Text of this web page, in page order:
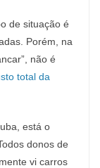
de situação é
Porém, na
não é
total da
está o
Todos donos de
vi carros